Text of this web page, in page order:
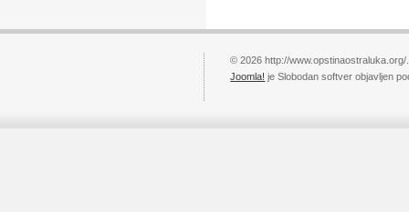
© 2026 http://
Joomla! je Slobodan softver objavljen